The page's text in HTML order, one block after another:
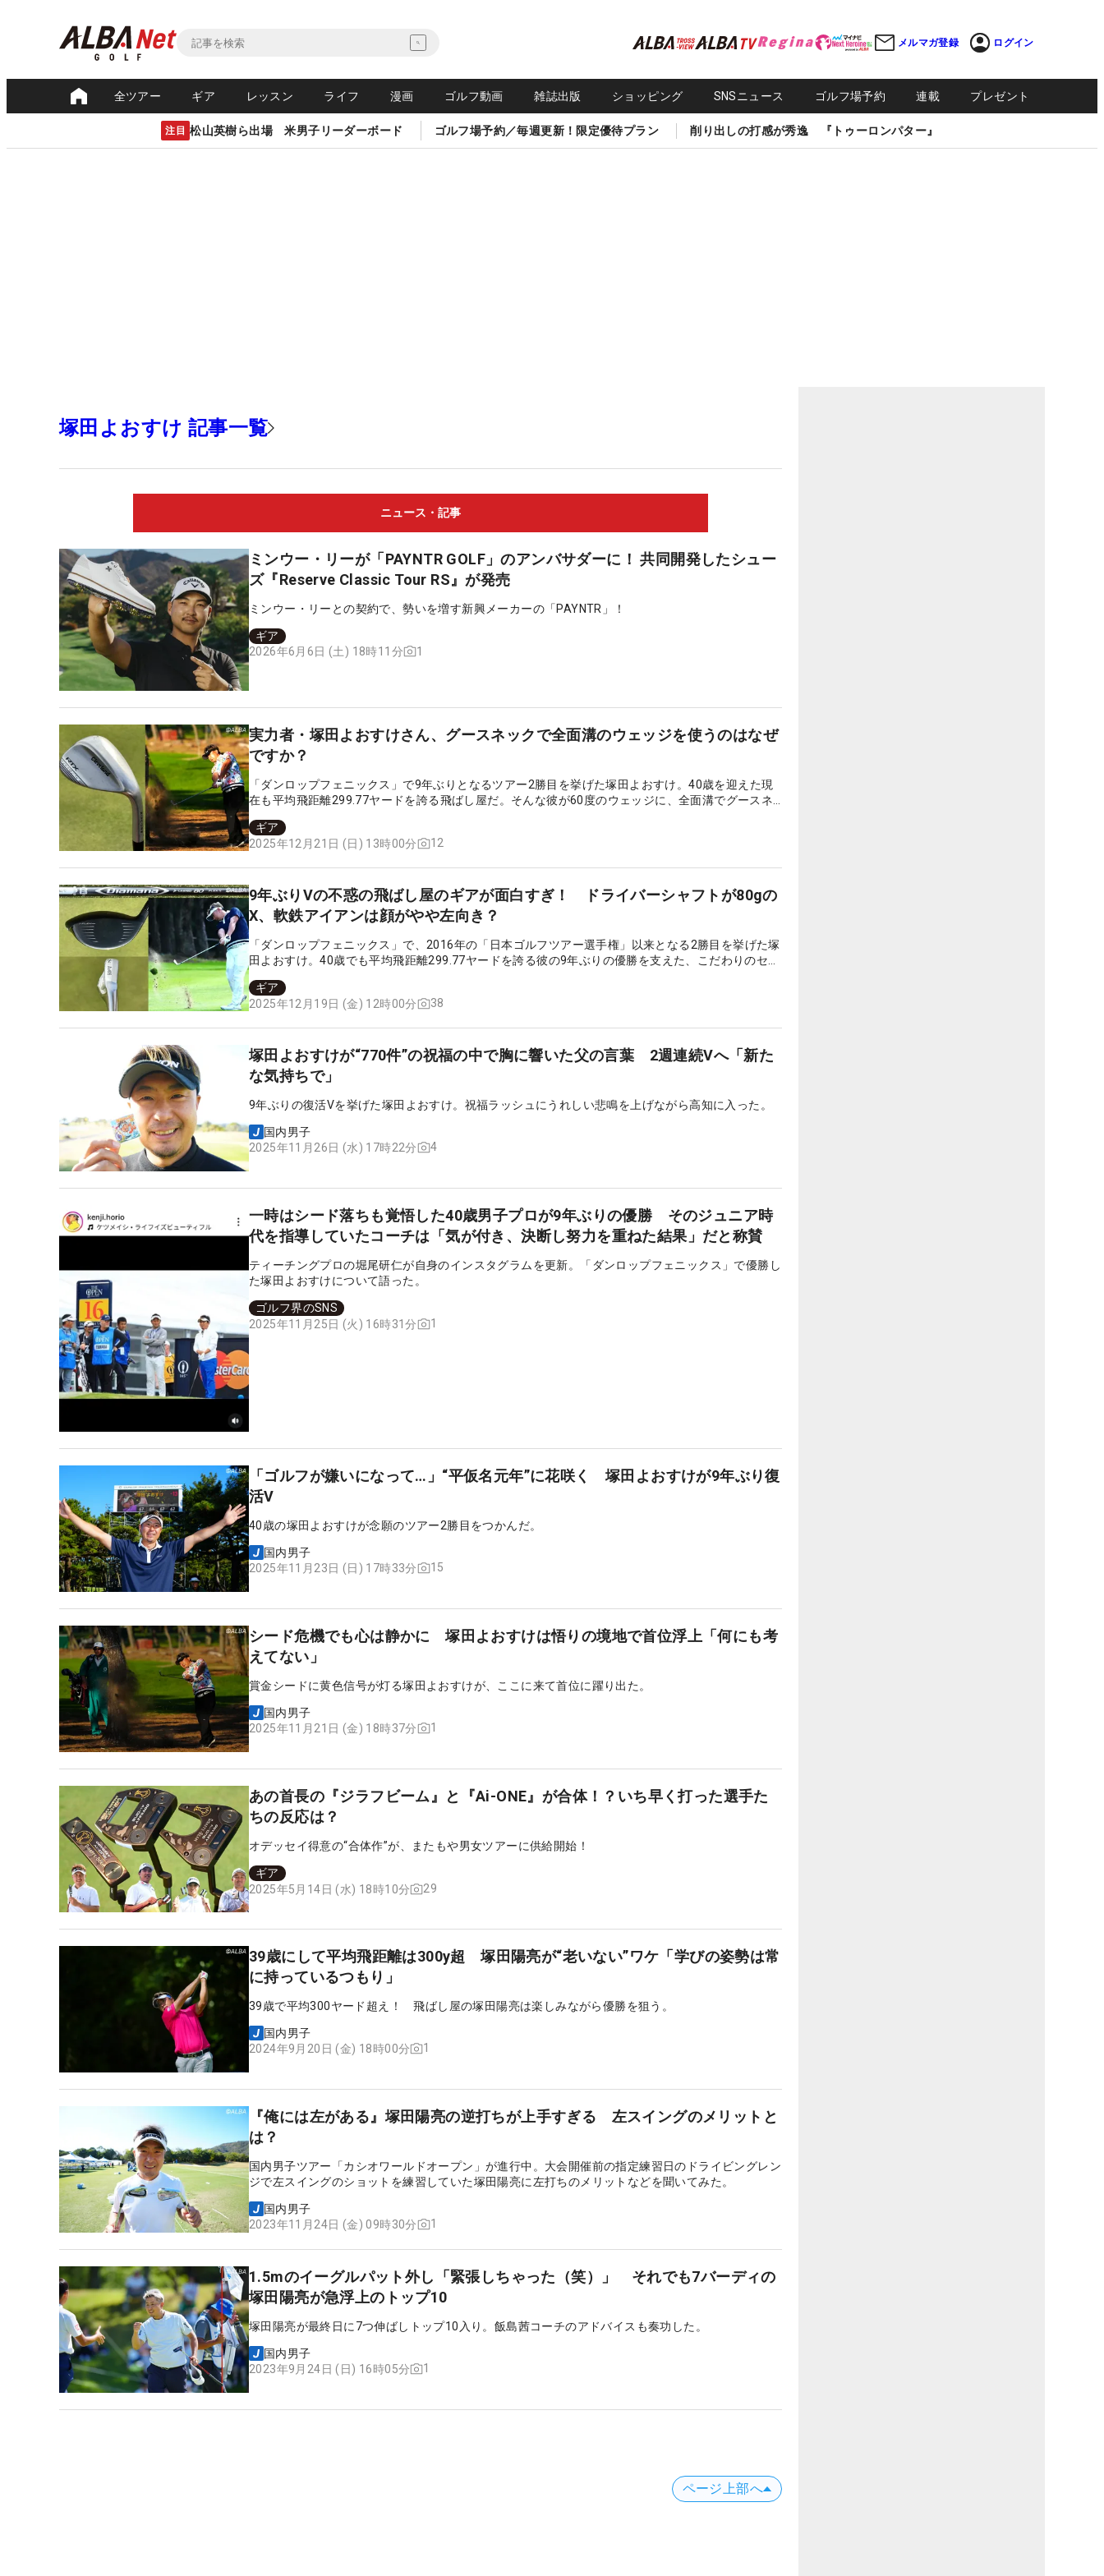
メルマガ登録 ログイン
全ツアー ギア レッスン ライフ 漫画 ゴルフ動画 雑誌出版 ショッピング SNSニュース ゴルフ場予約 連載 プレゼント
注目 松山英樹ら出場 米男子リーダーボード ゴルフ場予約／毎週更新！限定優待プラン 削り出しの打感が秀逸 『トゥーロンパター』
塚田よおすけ 記事一覧
ニュース・記事
ミンウー・リーが「PAYNTR GOLF」のアンバサダーに！ 共同開発したシュー
ズ『Reserve Classic Tour RS』が発売
ミンウー・リーとの契約で、勢いを増す新興メーカーの「PAYNTR」！
ギア
2026年6月6日 (土) 18時11分
1
実力者・塚田よおすけさん、グースネックで全面溝のウェッジを使うのはなぜ
ですか？
「ダンロップフェニックス」で9年ぶりとなるツアー2勝目を挙げた塚田よおすけ。40歳を迎えた現
在も平均飛距離299.77ヤードを誇る飛ばし屋だ。そんな彼が60度のウェッジに、全面溝でグースネ
ギア
2025年12月21日 (日) 13時00分
12
9年ぶりVの不惑の飛ばし屋のギアが面白すぎ！ ドライバーシャフトが80gの
X、軟鉄アイアンは顔がやや左向き？
「ダンロップフェニックス」で、2016年の「日本ゴルフツアー選手権」以来となる2勝目を挙げた塚
田よおすけ。40歳でも平均飛距離299.77ヤードを誇る彼の9年ぶりの優勝を支えた、こだわりのセッ
ギア
2025年12月19日 (金) 12時00分
38
塚田よおすけが“770件”の祝福の中で胸に響いた父の言葉 2週連続Vへ「新た
な気持ちで」
9年ぶりの復活Vを挙げた塚田よおすけ。祝福ラッシュにうれしい悲鳴を上げながら高知に入った。
国内男子
2025年11月26日 (水) 17時22分
4
一時はシード落ちも覚悟した40歳男子プロが9年ぶりの優勝 そのジュニア時
代を指導していたコーチは「気が付き、決断し努力を重ねた結果」だと称賛
ティーチングプロの堀尾研仁が自身のインスタグラムを更新。「ダンロップフェニックス」で優勝し
た塚田よおすけについて語った。
ゴルフ界のSNS
2025年11月25日 (火) 16時31分
1
「ゴルフが嫌いになって…」“平仮名元年”に花咲く 塚田よおすけが9年ぶり復
活V
40歳の塚田よおすけが念願のツアー2勝目をつかんだ。
国内男子
2025年11月23日 (日) 17時33分
15
シード危機でも心は静かに 塚田よおすけは悟りの境地で首位浮上「何にも考
えてない」
賞金シードに黄色信号が灯る塚田よおすけが、ここに来て首位に躍り出た。
国内男子
2025年11月21日 (金) 18時37分
1
あの首長の『ジラフビーム』と『Ai-ONE』が合体！？いち早く打った選手た
ちの反応は？
オデッセイ得意の“合体作”が、またもや男女ツアーに供給開始！
ギア
2025年5月14日 (水) 18時10分
29
39歳にして平均飛距離は300y超 塚田陽亮が“老いない”ワケ「学びの姿勢は常
に持っているつもり」
39歳で平均300ヤード超え！ 飛ばし屋の塚田陽亮は楽しみながら優勝を狙う。
国内男子
2024年9月20日 (金) 18時00分
1
『俺には左がある』塚田陽亮の逆打ちが上手すぎる 左スイングのメリットと
は？
国内男子ツアー「カシオワールドオープン」が進行中。大会開催前の指定練習日のドライビングレン
ジで左スイングのショットを練習していた塚田陽亮に左打ちのメリットなどを聞いてみた。
国内男子
2023年11月24日 (金) 09時30分
1
1.5mのイーグルパット外し「緊張しちゃった（笑）」 それでも7バーディの
塚田陽亮が急浮上のトップ10
塚田陽亮が最終日に7つ伸ばしトップ10入り。飯島茜コーチのアドバイスも奏功した。
国内男子
2023年9月24日 (日) 16時05分
1
ページ上部へ